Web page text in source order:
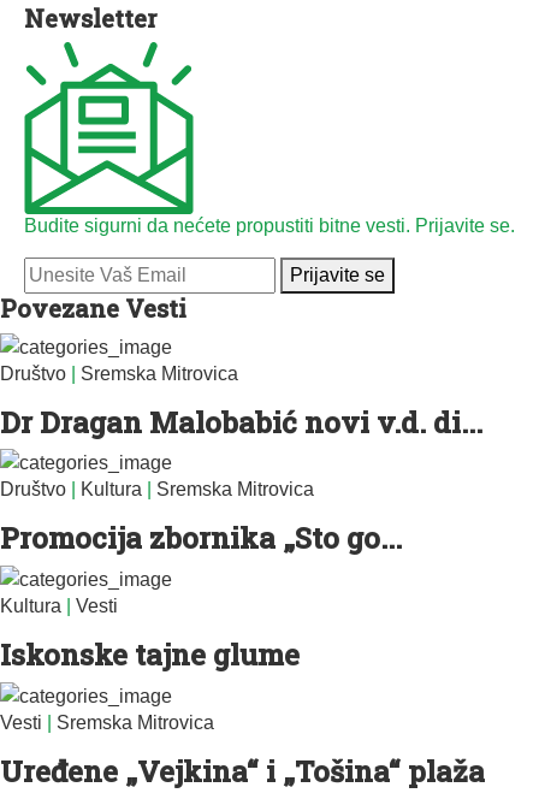
Newsletter
Budite sigurni da nećete propustiti bitne vesti. Prijavite se.
Prijavite se
Povezane Vesti
Društvo Sremska Mitrovica
Dr Dragan Malobabić novi v.d. di...
Društvo Kultura Sremska Mitrovica
Promocija zbornika „Sto go...
Kultura Vesti
Iskonske tajne glume
Vesti Sremska Mitrovica
Uređene „Vejkina“ i „Tošina“ plaža